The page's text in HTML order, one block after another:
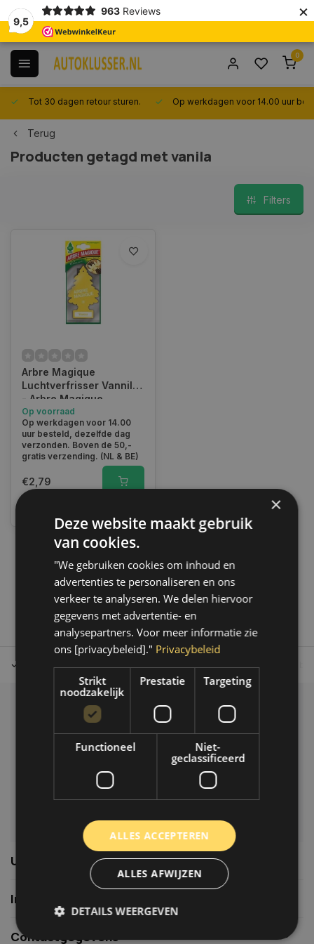
9,5
963 Reviews ×
0
Tot 30 dagen retour sturen. Op werkdagen voor 14.00 uur
Terug
Producten getagd met vanila
Filters
Arbre Magique
Luchtverfrisser Vannile
- Arbre Magique
Op voorraad
Op werkdagen voor 14.00
uur besteld, dezelfde dag
verzonden. Boven de 50,-
gratis verzending. (NL & BE)
€2,79
1
Tot 30 dagen retour sturen. Op werkdagen voor 14.00 uur
Klantenservice
Veelgestelde vragen
06-39119169
info@autoklusser.nl
Usefull links
Informatie
Contactgegevens
×
Deze website maakt gebruik
van cookies.
"We gebruiken cookies om inhoud en
advertenties te personaliseren en ons
verkeer te analyseren. We delen hiervoor
gegevens met advertentie- en
analysepartners. Voor meer informatie zie
ons [privacybeleid]." Privacybeleid
Strikt
noodzakelijk
Prestatie Targeting
Functioneel
Niet-
geclassificeerd
ALLES ACCEPTEREN
ALLES AFWIJZEN
DETAILS WEERGEVEN